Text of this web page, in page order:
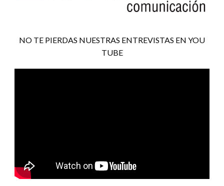
NO TE PIERDAS NUESTRAS ENTREVISTAS EN YOU
TUBE